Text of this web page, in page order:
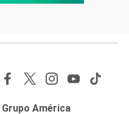
Grupo América